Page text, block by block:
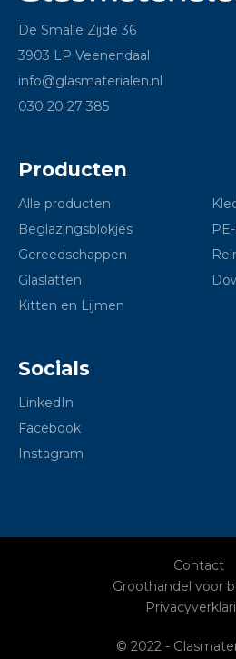
De Smalle Zijde 36
3903 LP Veenendaal
info@glasmaterialen.nl
030 20 27 385
Producten
Alle producten
Beglazingsblokjes
Gereedschappen
Glaslatten
Kitten en Lijmen
Socials
LinkedIn
Facebook
Instagram
Contact
Groothandel voor
© 2022 -